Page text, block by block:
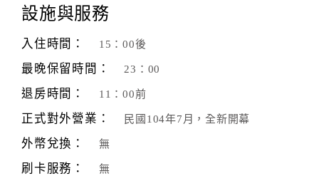
設施與服務
入住時間： 15：00後
最晚保留時間： 23：00
退房時間： 11：00前
正式對外營業： 民國104年7月，全新開幕
外幣兌換： 無
刷卡服務： 無